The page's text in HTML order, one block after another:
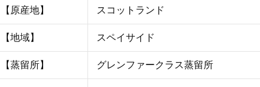
【原産地】 スコットランド
【地域】 スペイサイド
【蒸留所】 グレンファークラス蒸留所